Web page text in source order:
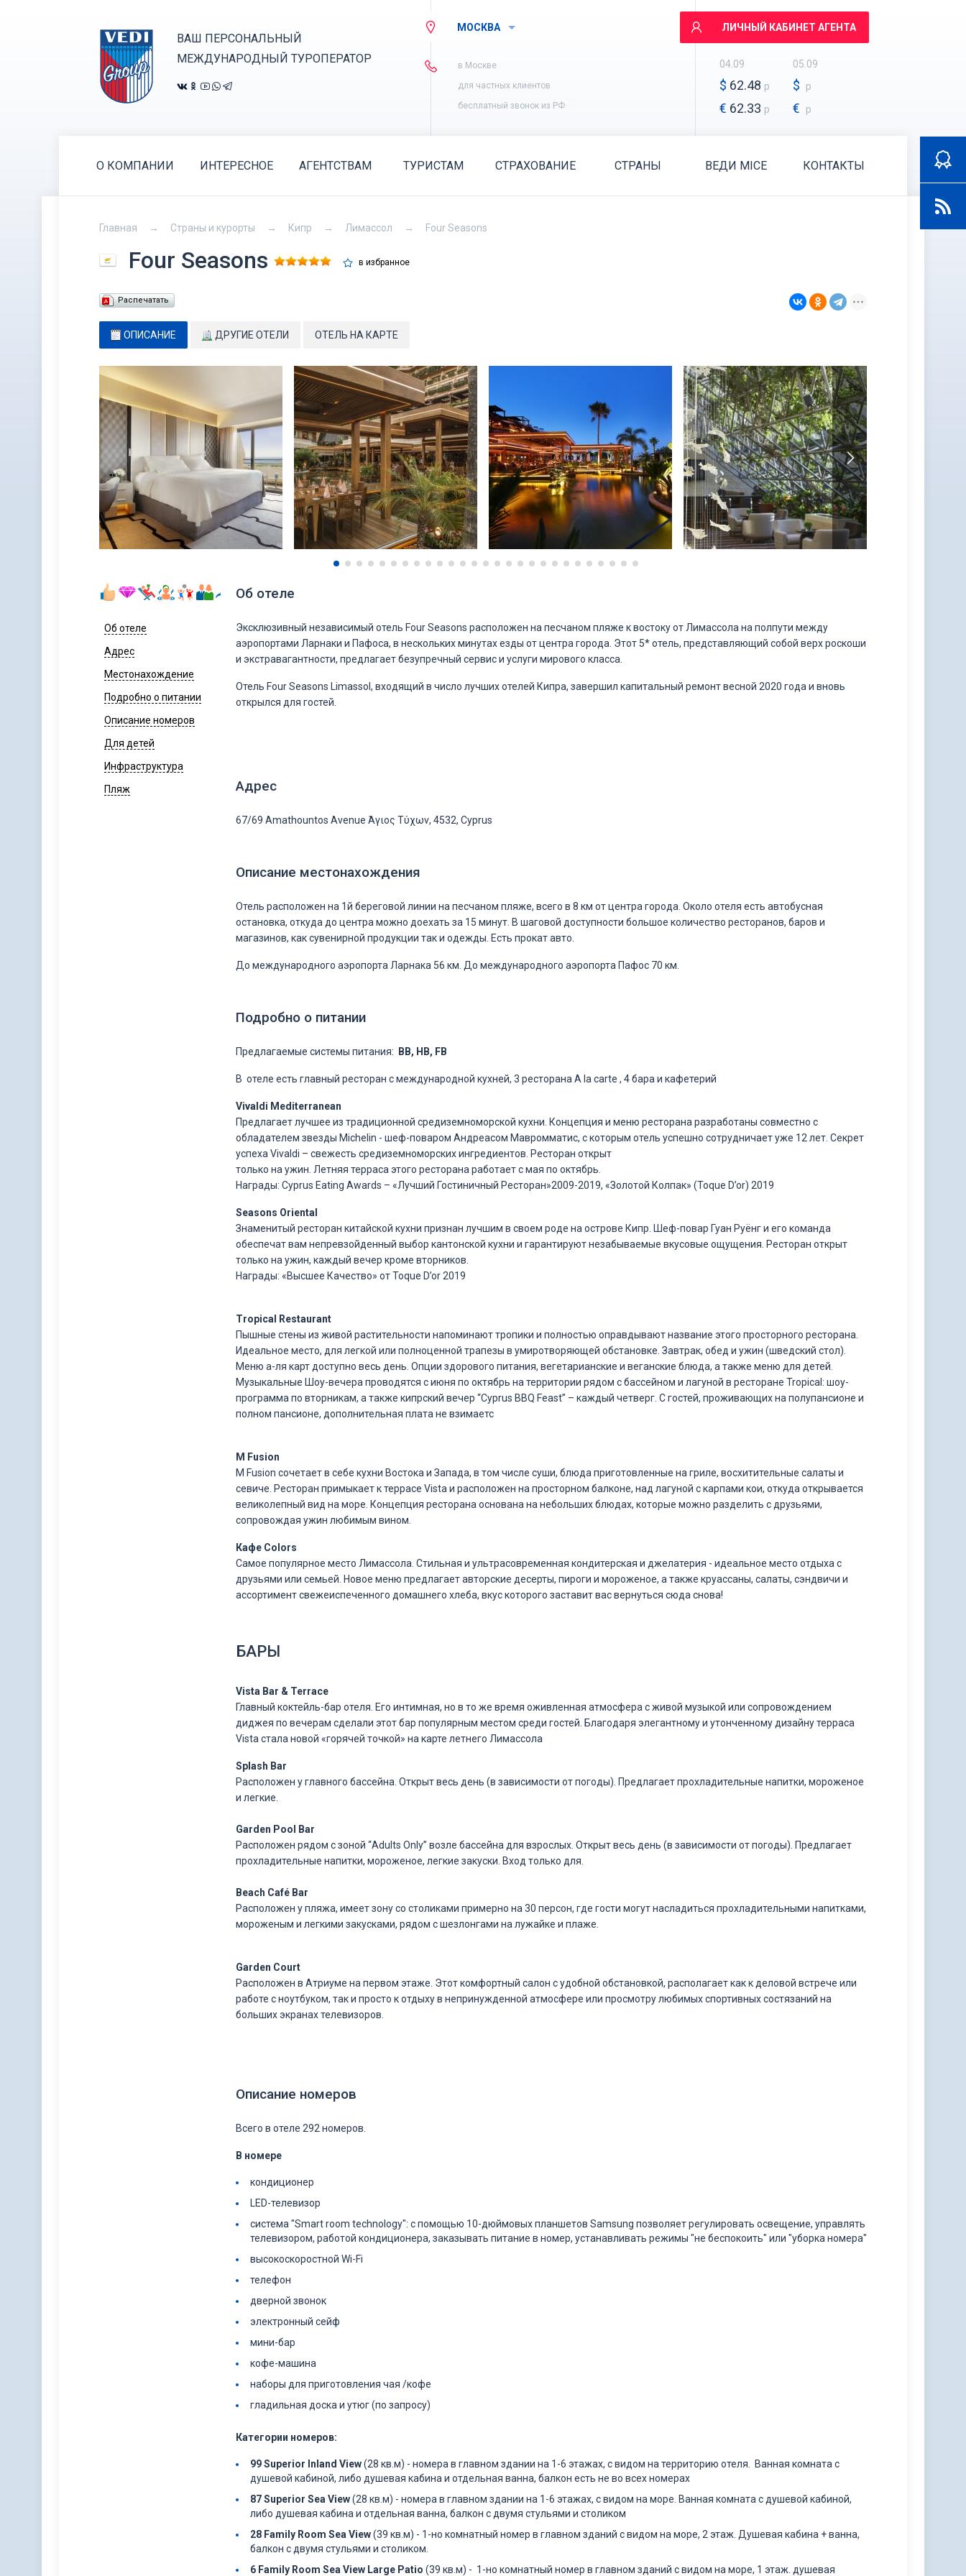
ВАШ ПЕРСОНАЛЬНЫЙ
МЕЖДУНАРОДНЫЙ ТУРОПЕРАТОР
МОСКВА
в Москве
для частных клиентов
бесплатный звонок из РФ
ЛИЧНЫЙ КАБИНЕТ АГЕНТА
04.09
$ 62.48 р
€ 62.33 р
05.09
$ р
€ р
О КОМПАНИИ ИНТЕРЕСНОЕ АГЕНТСТВАМ ТУРИСТАМ СТРАХОВАНИЕ СТРАНЫ ВЕДИ MICE КОНТАКТЫ
Главная Страны и курорты Кипр Лимассол Four Seasons
Four Seasons в избранное
Распечатать
ОПИСАНИЕ ДРУГИЕ ОТЕЛИ ОТЕЛЬ НА КАРТЕ
Об отеле
Адрес
Местонахождение
Подробно о питании
Описание номеров
Для детей
Инфраструктура
Пляж
Об отеле
Эксклюзивный независимый отель Four Seasons расположен на песчаном пляже к востоку от Лимассола на полпути между
аэропортами Ларнаки и Пафоса, в нескольких минутах езды от центра города. Этот 5* отель, представляющий собой верх роскоши
и экстравагантности, предлагает безупречный сервис и услуги мирового класса.
Отель Four Seasons Limassol, входящий в число лучших отелей Кипра, завершил капитальный ремонт весной 2020 года и вновь
открылся для гостей.
Адрес
67/69 Amathountos Avenue Άγιος Τύχων, 4532, Cyprus
Описание местонахождения
Отель расположен на 1й береговой линии на песчаном пляже, всего в 8 км от центра города. Около отеля есть автобусная
остановка, откуда до центра можно доехать за 15 минут. В шаговой доступности большое количество ресторанов, баров и
магазинов, как сувенирной продукции так и одежды. Есть прокат авто.
До международного аэропорта Ларнака 56 км. До международного аэропорта Пафос 70 км.
Подробно о питании
Предлагаемые системы питания: BB, HB, FB
В отеле есть главный ресторан с международной кухней, 3 ресторана A la carte , 4 бара и кафетерий
Vivaldi Mediterranean
Предлагает лучшее из традиционной средиземноморской кухни. Концепция и меню ресторана разработаны совместно с
обладателем звезды Michelin - шеф-поваром Андреасом Мавромматис, с которым отель успешно сотрудничает уже 12 лет. Секрет
успеха Vivaldi – свежесть средиземноморских ингредиентов. Ресторан открыт
только на ужин. Летняя терраса этого ресторана работает с мая по октябрь.
Награды: Cyprus Eating Awards – «Лучший Гостиничный Ресторан»2009-2019, «Золотой Колпак» (Toque D’or) 2019
Seasons Oriental
Знаменитый ресторан китайской кухни признан лучшим в своем роде на острове Кипр. Шеф-повар Гуан Руёнг и его команда
обеспечат вам непревзойденный выбор кантонской кухни и гарантируют незабываемые вкусовые ощущения. Ресторан открыт
только на ужин, каждый вечер кроме вторников.
Награды: «Высшее Качество» от Toque D’or 2019
Tropical Restaurant
Пышные стены из живой растительности напоминают тропики и полностью оправдывают название этого просторного ресторана.
Идеальное место, для легкой или полноценной трапезы в умиротворяющей обстановке. Завтрак, обед и ужин (шведский стол).
Меню а-ля карт доступно весь день. Опции здорового питания, вегетарианские и веганские блюда, а также меню для детей.
Музыкальные Шоу-вечера проводятся с июня по октябрь на территории рядом с бассейном и лагуной в ресторане Tropical: шоу-
программа по вторникам, а также кипрский вечер “Cyprus BBQ Feast” – каждый четверг. С гостей, проживающих на полупансионе и
полном пансионе, дополнительная плата не взимаетс
M Fusion
M Fusion сочетает в себе кухни Востока и Запада, в том числе суши, блюда приготовленные на гриле, восхитительные салаты и
севиче. Ресторан примыкает к террасе Vista и расположен на просторном балконе, над лагуной с карпами кои, откуда открывается
великолепный вид на море. Концепция ресторана основана на небольших блюдах, которые можно разделить с друзьями,
сопровождая ужин любимым вином.
Кафе Colors
Самое популярное место Лимассола. Стильная и ультрасовременная кондитерская и джелатерия - идеальное место отдыха с
друзьями или семьей. Новое меню предлагает авторские десерты, пироги и мороженое, а также круассаны, салаты, сэндвичи и
ассортимент свежеиспеченного домашнего хлеба, вкус которого заставит вас вернуться сюда снова!
БАРЫ
Vista Bar & Terrace
Главный коктейль-бар отеля. Его интимная, но в то же время оживленная атмосфера с живой музыкой или сопровождением
диджея по вечерам сделали этот бар популярным местом среди гостей. Благодаря элегантному и утонченному дизайну терраса
Vista стала новой «горячей точкой» на карте летнего Лимассола
Splash Bar
Расположен у главного бассейна. Открыт весь день (в зависимости от погоды). Предлагает прохладительные напитки, мороженое
и легкие.
Garden Pool Bar
Расположен рядом с зоной “Adults Only” возле бассейна для взрослых. Открыт весь день (в зависимости от погоды). Предлагает
прохладительные напитки, мороженое, легкие закуски. Вход только для.
Beach Café Bar
Расположен у пляжа, имеет зону со столиками примерно на 30 персон, где гости могут насладиться прохладительными напитками,
мороженым и легкими закусками, рядом с шезлонгами на лужайке и плаже.
Garden Court
Расположен в Атриуме на первом этаже. Этот комфортный салон с удобной обстановкой, располагает как к деловой встрече или
работе с ноутбуком, так и просто к отдыху в непринужденной атмосфере или просмотру любимых спортивных состязаний на
больших экранах телевизоров.
Описание номеров
Всего в отеле 292 номеров.
В номере
кондиционер
LED-телевизор
система "Smart room technology": с помощью 10-дюймовых планшетов Samsung позволяет регулировать освещение, управлять
телевизором, работой кондиционера, заказывать питание в номер, устанавливать режимы "не беспокоить" или "уборка номера"
высокоскоростной Wi-Fi
телефон
дверной звонок
электронный сейф
мини-бар
кофе-машина
наборы для приготовления чая /кофе
гладильная доска и утюг (по запросу)
Категории номеров:
99 Superior Inland View(28 кв.м) - номера в главном здании на 1-6 этажах, с видом на территорию отеля. Ванная комната с
душевой кабиной, либо душевая кабина и отдельная ванна, балкон есть не во всех номерах
87 Superior Sea View(28 кв.м) - номера в главном здании на 1-6 этажах, с видом на море. Ванная комната с душевой кабиной,
либо душевая кабина и отдельная ванна, балкон с двумя стульями и столиком
28 Family Room Sea View​(39 кв.м) - 1-но комнатный номер в главном зданий с видом на море, 2 этаж. Душевая кабина + ванна,
балкон с двумя стульями и столиком.
6 Family Room Sea View Large Patio ​(39 кв.м) - 1-но комнатный номер в главном зданий с видом на море, 1 этаж. душевая